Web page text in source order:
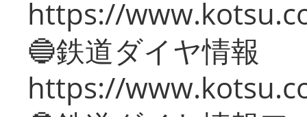
https://
🔵鉄道ダイヤ情報
https://